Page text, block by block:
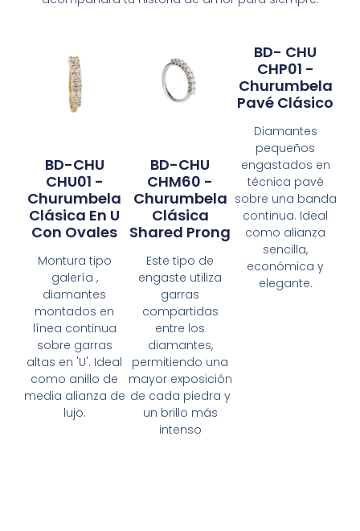
BD-CHU
CHU01 -
Churumbela
Clásica En U
Con Ovales
Montura tipo
galería ,
diamantes
montados en
línea continua
sobre garras
altas en 'U'. Ideal
como anillo de
media alianza de
lujo.
BD-CHU
CHM60 -
Churumbela
Clásica
Shared Prong
Este tipo de
engaste utiliza
garras
compartidas
entre los
diamantes,
permitiendo una
mayor exposición
de cada piedra y
un brillo más
intenso
BD- CHU
CHP01 -
Churumbela
Pavé Clásico
Diamantes
pequeños
engastados en
técnica pavé
sobre una banda
continua. Ideal
como alianza
sencilla,
económica y
elegante.